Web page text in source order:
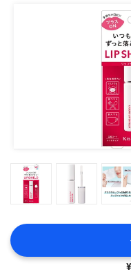
ティッシュオフしても
今のマスク生活でもマ
残念な口元になること
コートオイルの絶妙な
色持ちもキープしつつ
メイクも映える発色に
「CHOOSYリップオイ
【公式ページ】
https://
top